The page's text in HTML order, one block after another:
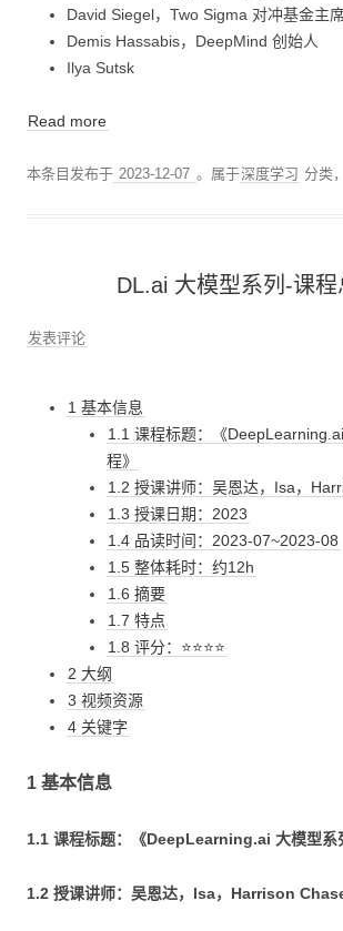
David Siegel，Two Sigma 对冲基金主
Demis Hassabis，DeepMind 创始人
Ilya Sutsk
Read more
本条目发布于 2023-12-07 。属于深度学习 分类
DL.ai 大模型系列-课程
发表评论
1 基本信息
1.1 课程标题：《
程》
1.2 授课讲师：吴恩达，Isa，
1.3 授课日期：2023
1.4 品读时间：2023-07~2023-08
1.5 整体耗时：约12h
1.6 摘要
1.7 特点
1.8 评分：⭐⭐⭐⭐
2 大纲
3 视频资源
4 关键字
1 基本信息
1.1 课程标题：《DeepLearning.ai 大模型系
1.2 授课讲师：吴恩达，Isa，Harrison